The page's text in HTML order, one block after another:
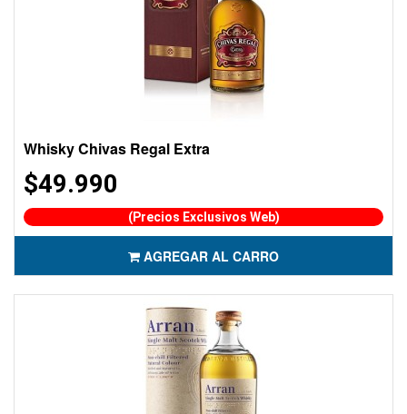
Whisky Chivas Regal Extra
$49.990
(Precios Exclusivos Web)
AGREGAR AL CARRO